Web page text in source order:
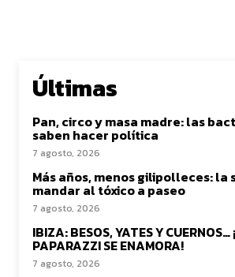
Últimas
Pan, circo y masa madre: las
saben hacer política
7 agosto, 2026
Más años, menos gilipolleces: la
mandar al tóxico a paseo
7 agosto, 2026
IBIZA: BESOS, YATES Y
PAPARAZZI SE ENAMORA!
7 agosto, 2026